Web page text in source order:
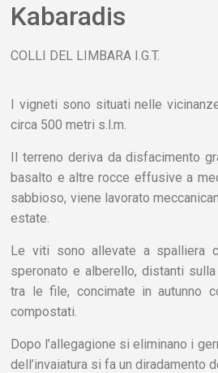
Kabaradis
COLLI DEL LIMBARA I.G.T.
I vigneti sono situati nelle
circa 500 metri s.l.m.
Il terreno deriva da disfacimento
basalto e altre rocce effusive a
sabbioso, viene lavorato
estate.
Le viti sono allevate a spalliera
speronato e alberello, distanti
tra le file, concimate in autunno
compostati.
Dopo l’allegagione si eliminano i
dell’invaiatura si fa un diradamento